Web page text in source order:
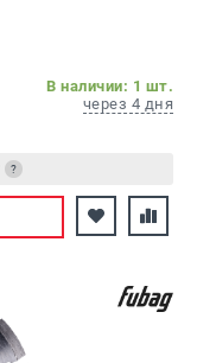
В наличии: 1 шт.
через 4 дня
?